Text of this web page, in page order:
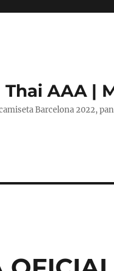
AAA |
Barcelona 2022,